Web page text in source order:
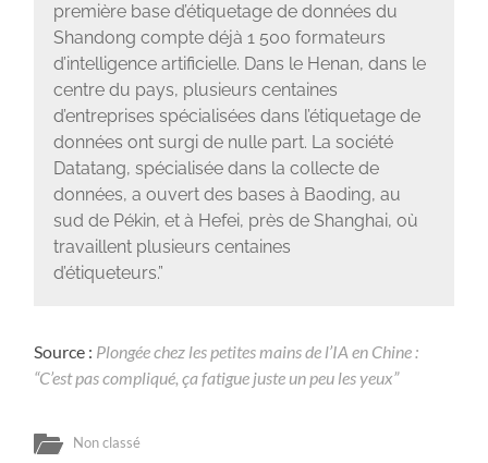
première base d’étiquetage de données du
Shandong compte déjà 1 500 formateurs
d’intelligence artificielle. Dans le Henan, dans le
centre du pays, plusieurs centaines
d’entreprises spécialisées dans l’étiquetage de
données ont surgi de nulle part. La société
Datatang, spécialisée dans la collecte de
données, a ouvert des bases à Baoding, au
sud de Pékin, et à Hefei, près de Shanghai, où
travaillent plusieurs centaines
d’étiqueteurs.”
Source : Plongée chez les petites mains de l’IA en Chine :
“C’est pas compliqué, ça fatigue juste un peu les yeux”
Non classé